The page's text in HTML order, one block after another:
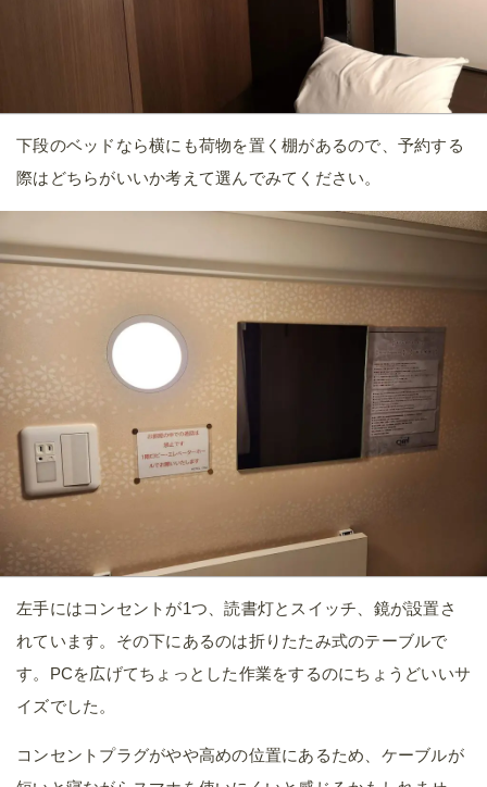
下段のベッドなら横にも荷物を置く棚があるので、予約する
際はどちらがいいか考えて選んでみてください。
左手にはコンセントが1つ、読書灯とスイッチ、鏡が設置さ
れています。その下にあるのは折りたたみ式のテーブルで
す。PCを広げてちょっとした作業をするのにちょうどいいサ
イズでした。
コンセントプラグがやや高めの位置にあるため、ケーブルが